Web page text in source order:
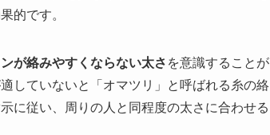
的です。
が絡みやすくならない太さ を意識することが
していないと「オマツリ」と呼ばれる糸の絡
に従い、周りの人と同程度の太さに合わせる